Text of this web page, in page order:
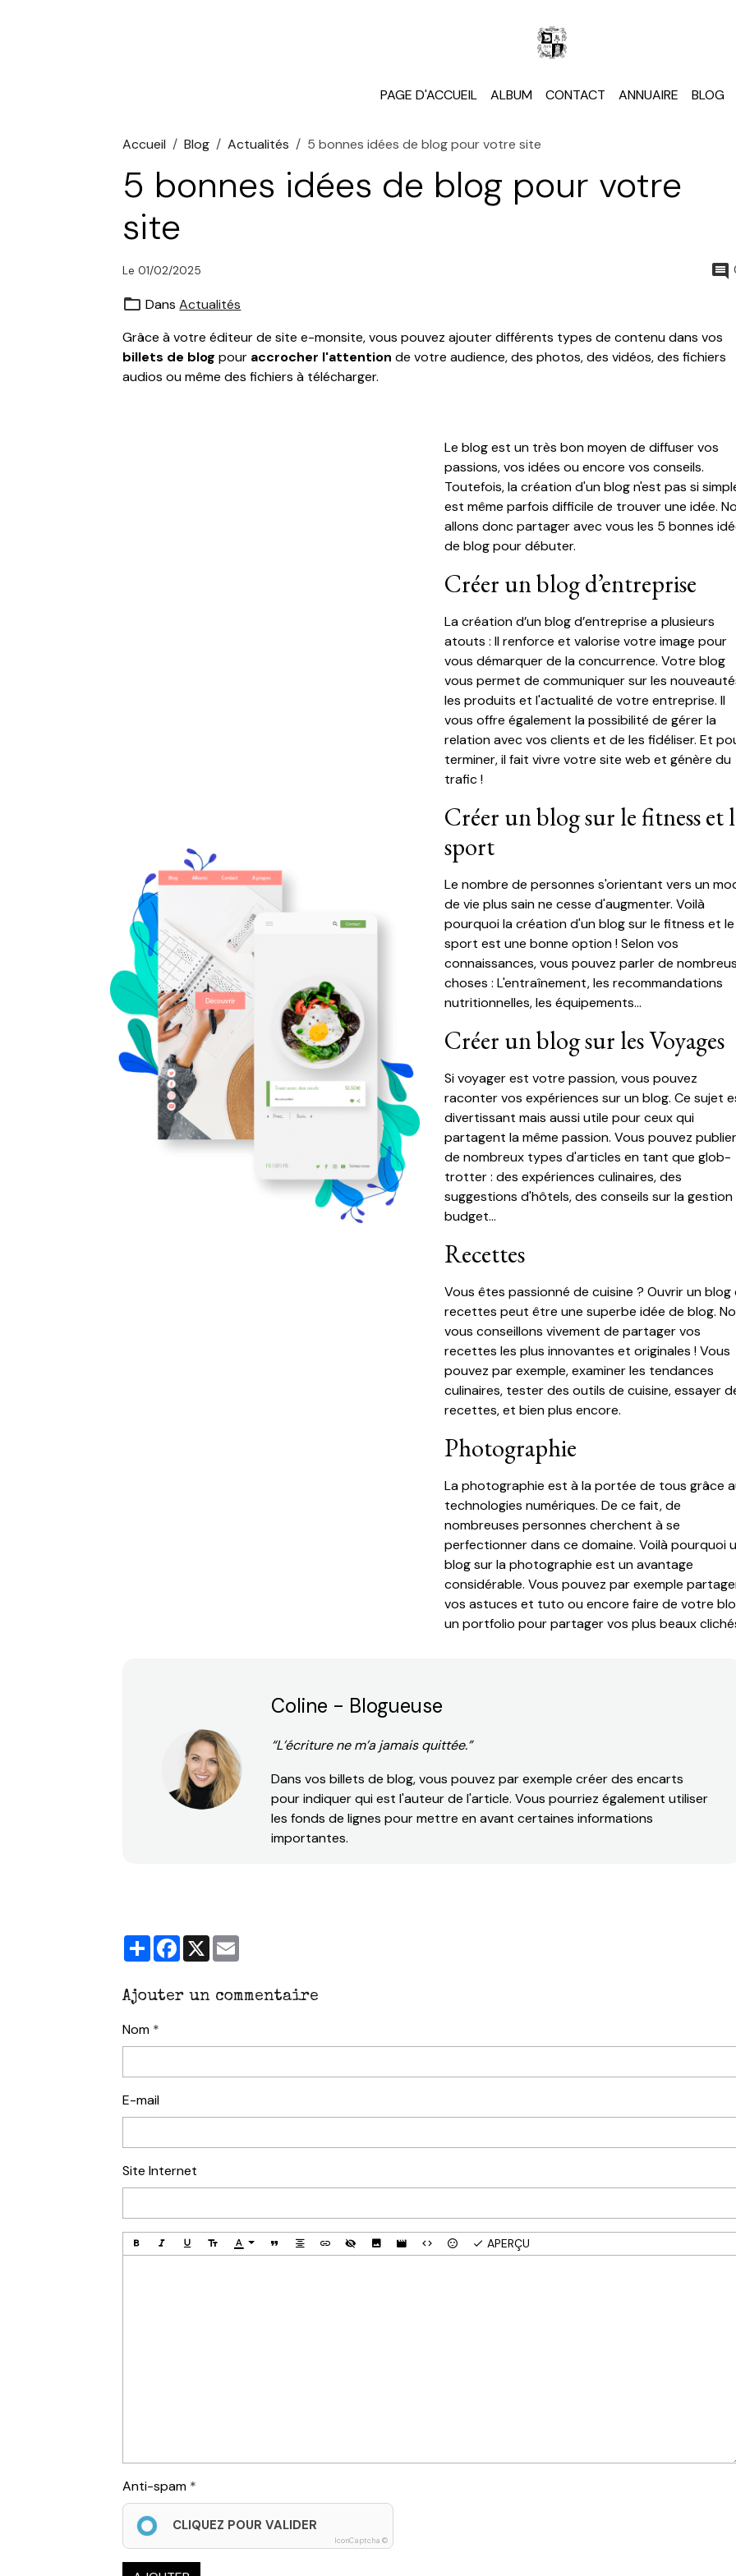
PAGE D'ACCUEIL ALBUM CONTACT ANNUAIRE BLOG
Accueil Blog Actualités 5 bonnes idées de blog pour votre site
5 bonnes idées de blog pour votre
site
Le 01/02/2025
DansActualités
Grâce à votre éditeur de site e-monsite, vous pouvez ajouter différents types de contenu dans vos
billets de blog pour accrocher l'attention de votre audience, des photos, des vidéos, des fichiers
audios ou même des fichiers à télécharger.
Le blog est un très bon moyen de diffuser vos
passions, vos idées ou encore vos conseils.
Toutefois, la création d'un blog n'est pas si
est même parfois difficile de trouver une idée.
allons donc partager avec vous les 5 bonnes
de blog pour débuter.
Créer un blog d’entreprise
La création d’un blog d’entreprise a plusieurs
atouts : Il renforce et valorise votre image pour
vous démarquer de la concurrence. Votre blog
vous permet de communiquer sur les
les produits et l'actualité de votre entreprise. Il
vous offre également la possibilité de gérer la
relation avec vos clients et de les fidéliser. Et
terminer, il fait vivre votre site web et génère du
trafic !
Créer un blog sur le fitness et
sport
Le nombre de personnes s'orientant vers un
de vie plus sain ne cesse d'augmenter. Voilà
pourquoi la création d'un blog sur le fitness et le
sport est une bonne option ! Selon vos
connaissances, vous pouvez parler de
choses : L'entraînement, les recommandations
nutritionnelles, les équipements...
Créer un blog sur les Voyages
Si voyager est votre passion, vous pouvez
raconter vos expériences sur un blog. Ce sujet
divertissant mais aussi utile pour ceux qui
partagent la même passion. Vous pouvez publier
de nombreux types d'articles en tant que glob-
trotter : des expériences culinaires, des
suggestions d'hôtels, des conseils sur la gestion
budget...
Recettes
Vous êtes passionné de cuisine ? Ouvrir un blog
recettes peut être une superbe idée de blog.
vous conseillons vivement de partager vos
recettes les plus innovantes et originales ! Vous
pouvez par exemple, examiner les tendances
culinaires, tester des outils de cuisine, essayer
recettes, et bien plus encore.
Photographie
La photographie est à la portée de tous grâce
technologies numériques. De ce fait, de
nombreuses personnes cherchent à se
perfectionner dans ce domaine. Voilà pourquoi
blog sur la photographie est un avantage
considérable. Vous pouvez par exemple
vos astuces et tuto ou encore faire de votre
un portfolio pour partager vos plus beaux
Coline - Blogueuse
“L’écriture ne m’a jamais quittée.”
Dans vos billets de blog, vous pouvez par exemple créer des encarts
pour indiquer qui est l'auteur de l'article. Vous pourriez également utiliser
les fonds de lignes pour mettre en avant certaines informations
importantes.
PartagerFacebook
X
Ajouter un commentaire
Nom
E-mail
Site Internet
APERÇU
Anti-spam
CLIQUEZ POUR VALIDER
IconCaptcha ©